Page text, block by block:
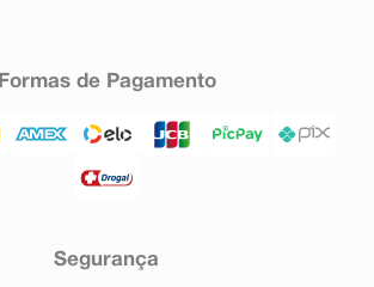
Formas de Pagamento
Segurança